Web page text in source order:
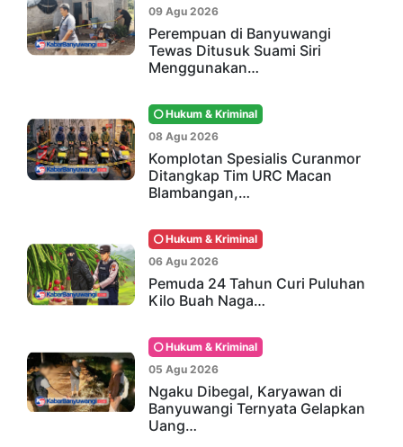
09 Agu 2026
Perempuan di Banyuwangi
Tewas Ditusuk Suami Siri
Menggunakan…
Hukum & Kriminal
08 Agu 2026
Komplotan Spesialis Curanmor
Ditangkap Tim URC Macan
Blambangan,…
Hukum & Kriminal
06 Agu 2026
Pemuda 24 Tahun Curi Puluhan
Kilo Buah Naga…
Hukum & Kriminal
05 Agu 2026
Ngaku Dibegal, Karyawan di
Banyuwangi Ternyata Gelapkan
Uang…